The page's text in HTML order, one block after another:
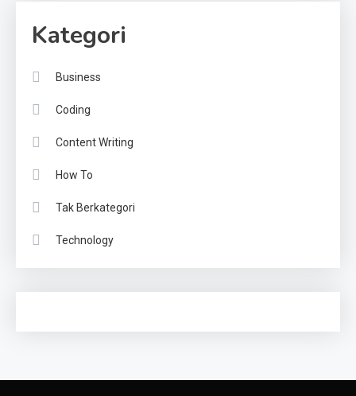
Kategori
Business
Coding
Content Writing
How To
Tak Berkategori
Technology